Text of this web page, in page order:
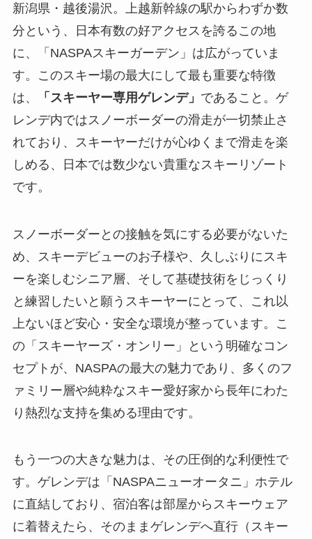
新潟県・越後湯沢。上越新幹線の駅からわずか数
分という、日本有数の好アクセスを誇るこの地
に、「NASPAスキーガーデン」は広がっていま
す。このスキー場の最大にして最も重要な特徴
は、
「スキーヤー専用ゲレンデ」 であること。ゲ
レンデ内ではスノーボーダーの滑走が一切禁止さ
れており、スキーヤーだけが心ゆくまで滑走を楽
しめる、日本では数少ない貴重なスキーリゾート
です。
スノーボーダーとの接触を気にする必要がないた
め、スキーデビューのお子様や、久しぶりにスキ
ーを楽しむシニア層、そして基礎技術をじっくり
と練習したいと願うスキーヤーにとって、これ以
上ないほど安心・安全な環境が整っています。こ
の「スキーヤーズ・オンリー」という明確なコン
セプトが、NASPAの最大の魅力であり、多くのフ
ァミリー層や純粋なスキー愛好家から長年にわた
り熱烈な支持を集める理由です。
もう一つの大きな魅力は、その圧倒的な利便性で
す。ゲレンデは「NASPAニューオータニ」ホテル
に直結しており、宿泊客は部屋からスキーウェア
に着替えたら、そのままゲレンデへ直行（スキー